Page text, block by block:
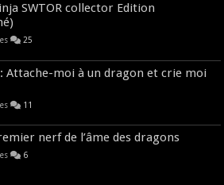
SWTOR collector Edition
25
Attache-moi à un dragon et crie moi
11
nerf de l’âme des dragons
6